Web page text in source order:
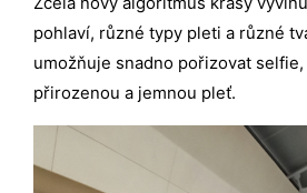
pohlaví, různé typy pleti a různé
umožňuje snadno pořizovat
přirozenou a jemnou pleť.